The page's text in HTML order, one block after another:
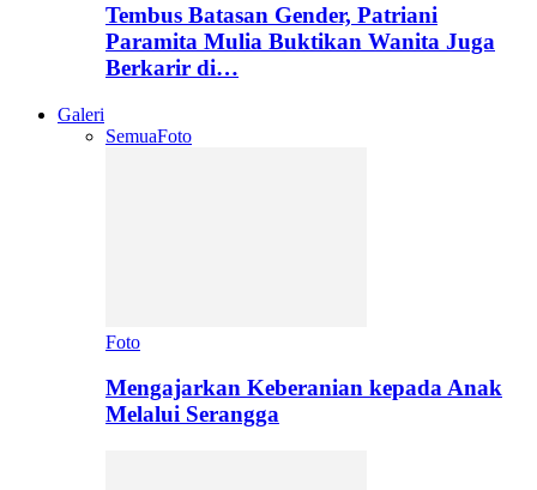
Tembus Batasan Gender, Patriani
Paramita Mulia Buktikan Wanita Juga
Berkarir di…
Galeri
SemuaFoto
Foto
Mengajarkan Keberanian kepada Anak
Melalui Serangga